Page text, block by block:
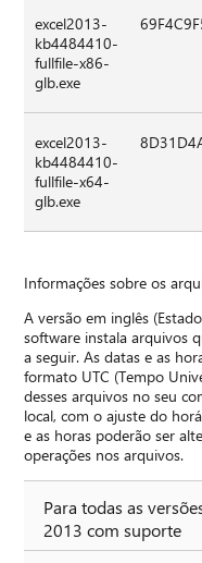
excel2013-
kb4484410-
fullfile-x86-
glb.exe
excel2013-
kb4484410-
fullfile-x64-
glb.exe
Informações sobre os
A versão em inglês
software instala arquivos
a seguir. As datas e as
formato UTC (Tempo
desses arquivos no seu
local, com o ajuste do
e as horas poderão ser
operações nos arquivos.
Para todas as
2013 com suporte